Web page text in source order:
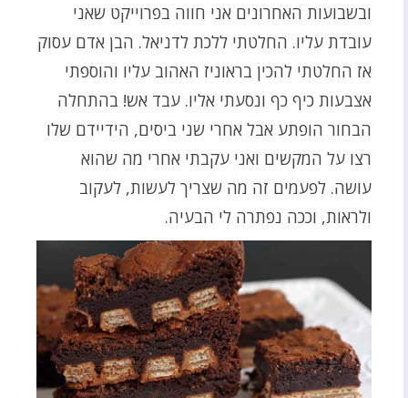
ובשבועות האחרונים אני חווה בפרוייקט שאני
עובדת עליו. החלטתי ללכת לדניאל. הבן אדם עסוק
אז החלטתי להכין בראוניז האהוב עליו והוספתי
אצבעות כיף כף ונסעתי אליו. עבד אש! בהתחלה
הבחור הופתע אבל אחרי שני ביסים, הידיידם שלו
רצו על המקשים ואני עקבתי אחרי מה שהוא
עושה. לפעמים זה מה שצריך לעשות, לעקוב
ולראות, וככה נפתרה לי הבעיה.